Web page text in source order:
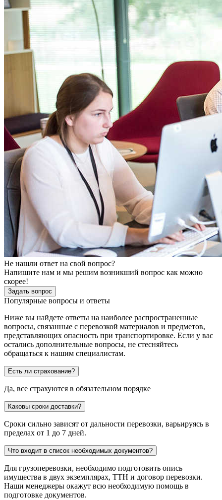
Не нашли ответ на свой вопрос?
Напишите нам и мы решим возникший вопрос как можно
скорее!
Задать вопрос
Популярные вопросы и ответы
Ниже вы найдете ответы на наиболее распространенные
вопросы, связанные с перевозкой материалов и предметов,
представляющих опасность при транспортировке. Если у вас
остались дополнительные вопросы, не стесняйтесь
обращаться к нашим специалистам.
Есть ли страхование?
Да, все страхуются в обязательном порядке
Каковы сроки доставки?
Сроки сильно зависят от дальности перевозки, варьируясь в
пределах от 1 до 7 дней.
Что входит в список необходимых документов?
Для грузоперевозки, необходимо подготовить опись
имущества в двух экземплярах, ТТН и договор перевозки.
Наши менеджеры окажут всю необходимую помощь в
подготовке документов.